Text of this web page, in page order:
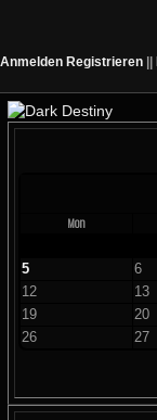
Anmelden Registrieren
Mon
5
6
12
13
19
20
26
27